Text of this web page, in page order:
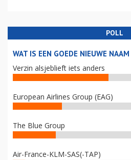
POLL
WAT IS EEN GOEDE NIEUWE
Verzin alsjeblieft iets anders
European Airlines Group (EAG)
The Blue Group
Air-France-KLM-SAS(-TAP)